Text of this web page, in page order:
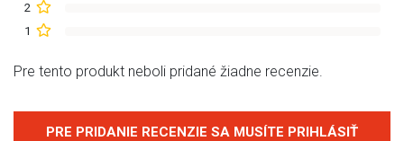
2
1
Pre tento produkt neboli pridané žiadne recenzie.
PRE PRIDANIE RECENZIE SA MUSÍTE PRIHLÁSIŤ